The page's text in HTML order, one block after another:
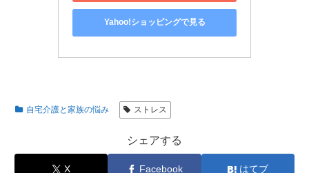
Yahoo!ショッピングで見る
自宅介護と家族の悩み ストレス
シェアする
X Facebook はてブ